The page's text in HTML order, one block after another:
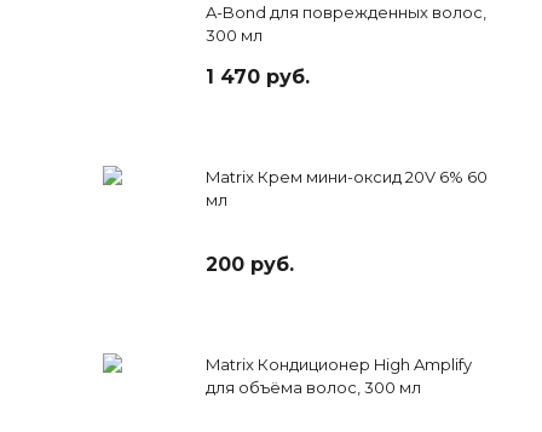
A-Bond для поврежденных волос,
300 мл
1 470 руб.
Matrix Крем мини-оксид 20V 6% 60
мл
200 руб.
Matrix Кондиционер High Amplify
для объёма волос, 300 мл